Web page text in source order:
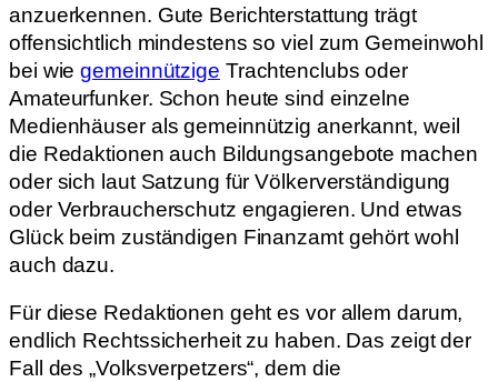
anzuerkennen. Gute Berichterstattung trägt
offensichtlich mindestens so viel zum Gemeinwohl
bei wiegemeinnützige Trachtenclubs oder
Amateurfunker. Schon heute sind einzelne
Medienhäuser als gemeinnützig anerkannt, weil
die Redaktionen auch Bildungsangebote machen
oder sich laut Satzung für Völkerverständigung
oder Verbraucherschutz engagieren. Und etwas
Glück beim zuständigen Finanzamt gehört wohl
auch dazu.
Für diese Redaktionen geht es vor allem darum,
endlich Rechtssicherheit zu haben. Das zeigt der
Fall des „Volksverpetzers“, dem die